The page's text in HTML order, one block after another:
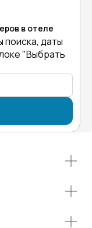
в отеле
даты
"Выбрать